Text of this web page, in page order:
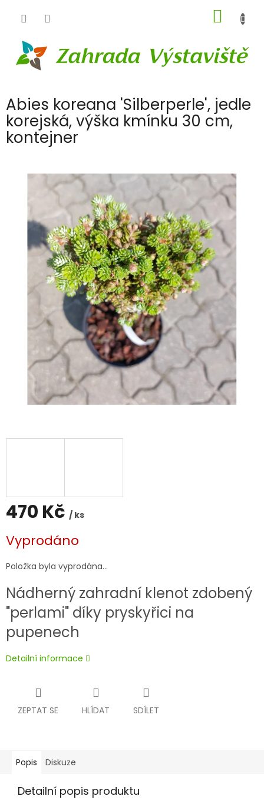
KOŠÍK
Abies koreana 'Silberperle', jedle
korejská, výška kmínku 30 cm,
kontejner
470 Kč / ks
cena:
Vyprodáno
Položka byla vyprodána…
Nádherný zahradní klenot zdobený
"perlami" díky pryskyřici na
pupenech
Detailní informace
ZEPTAT SE HLÍDAT SDÍLET
Popis Diskuze
Detailní popis produktu